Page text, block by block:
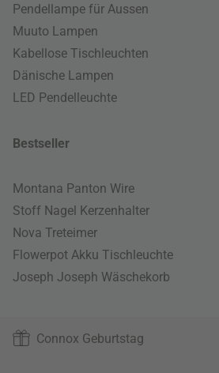
Pendellampe für Aussen
Muuto Lampen
Kabellose Tischleuchten
Dänische Lampen
LED Pendelleuchte
Bestseller
Montana Panton Wire
Stoff Nagel Kerzenhalter
Nova Treteimer
Flowerpot Akku Tischleuchte
Joseph Joseph Wäschekorb
Connox Geburtstag